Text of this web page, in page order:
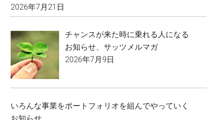
2026年7月21日
チャンスが来た時に乗れる人になる
お知らせ 、サッツメルマガ
2026年7月9日
いろんな事業をポートフォリオを組んでやっていく
お知らせ